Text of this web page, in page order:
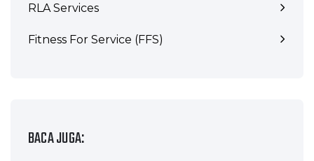
RLA Services
Fitness For Service (FFS)
BACA JUGA: